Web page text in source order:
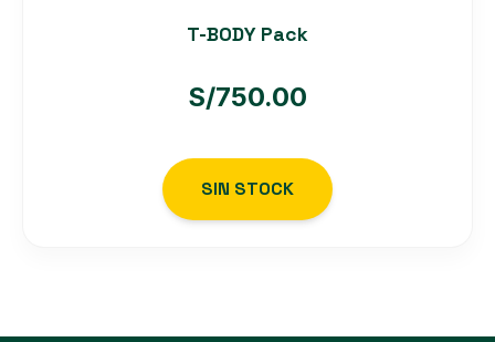
T-BODY Pack
S/750.00
SIN STOCK